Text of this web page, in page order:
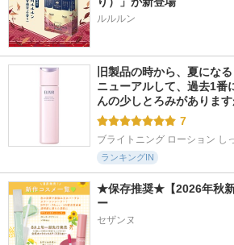
旧製品の時から、夏にな
ニューアルして、過去1番
んの少しとろみがありま
7
ブライトニング ローション し
ランキングIN
★保存推奨★【2026年秋
ー
セザンヌ